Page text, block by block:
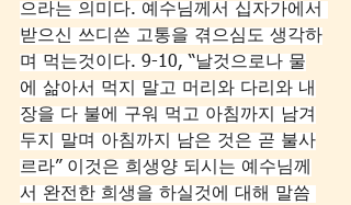
으라는 의미다. 예수님께서 십자가에서
받으신 쓰디쓴 고통을 겪으심도 생각하
며 먹는것이다. 9-10, “날것으로나 물
에 삶아서 먹지 말고 머리와 다리와 내
장을 다 불에 구워 먹고 아침까지 남겨
두지 말며 아침까지 남은 것은 곧 불사
르라” 이것은 희생양 되시는 예수님께
서 완전한 희생을 하실것에 대해 말씀